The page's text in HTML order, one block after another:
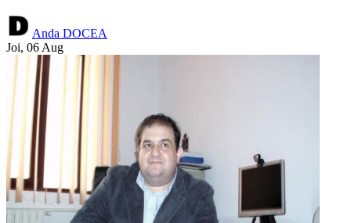
Anda DOCEA
Joi, 06 Aug